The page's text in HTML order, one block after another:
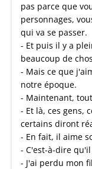
pas parce que
personnages,
qui va se passer.
- Et puis il y a
beaucoup de
- Mais ce que
notre époque.
- Maintenant,
- Et là, ces gens,
certains diront
- En fait, il aime
- C'est-à-dire
- J'ai perdu mon